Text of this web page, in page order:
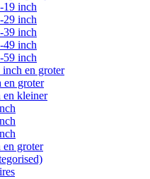
inch
inch
inch
inch
inch
en groter
groter
kleiner
groter